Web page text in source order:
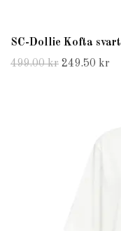
SC-Dollie Kofta svart
499.00 kr 249.50 kr